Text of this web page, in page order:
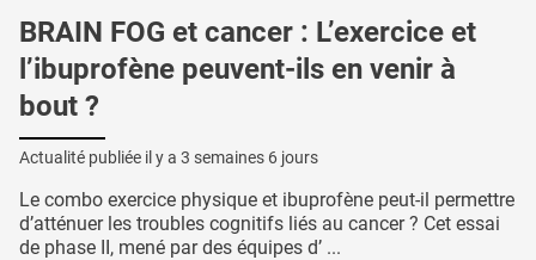
BRAIN FOG et cancer : L’exercice et
l’ibuprofène peuvent-ils en venir à
bout ?
Actualité publiée il y a 3 semaines 6 jours
Le combo exercice physique et ibuprofène peut-il permettre
d’atténuer les troubles cognitifs liés au cancer ? Cet essai
de phase II, mené par des équipes d’ ...